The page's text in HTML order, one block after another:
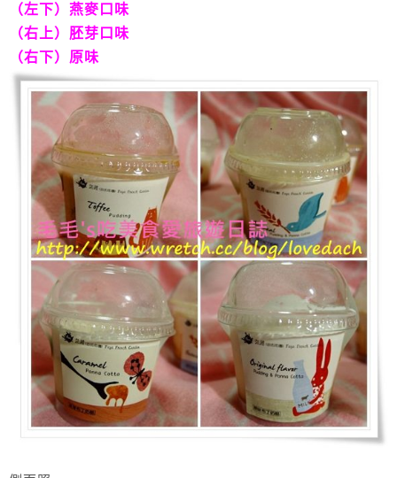
（左下）燕麥口味
（右上）胚芽口味
（右下）原味